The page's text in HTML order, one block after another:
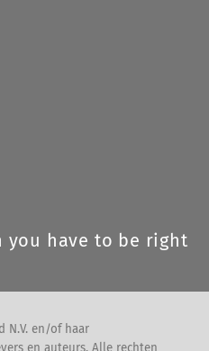
you have to be right
N.V. en/of haar